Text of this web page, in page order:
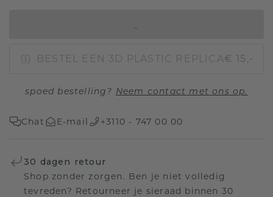
BESTEL EEN 3D PLASTIC REPLICA€ 15,-
spoed bestelling? Neem contact met ons op.
Chat E-mail +3110 - 747 00 00
30 dagen retour
Shop zonder zorgen. Ben je niet volledig
tevreden? Retourneer je sieraad binnen 30